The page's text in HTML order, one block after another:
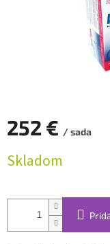
252 € / sada
cena:
Skladom